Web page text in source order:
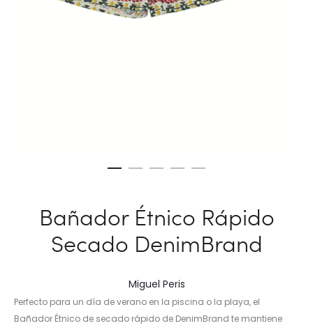
Bañador Étnico Rápido
Secado DenimBrand
Miguel Peris
Perfecto para un día de verano en la piscina o la playa, el
Bañador Étnico de secado rápido de DenimBrand te mantiene